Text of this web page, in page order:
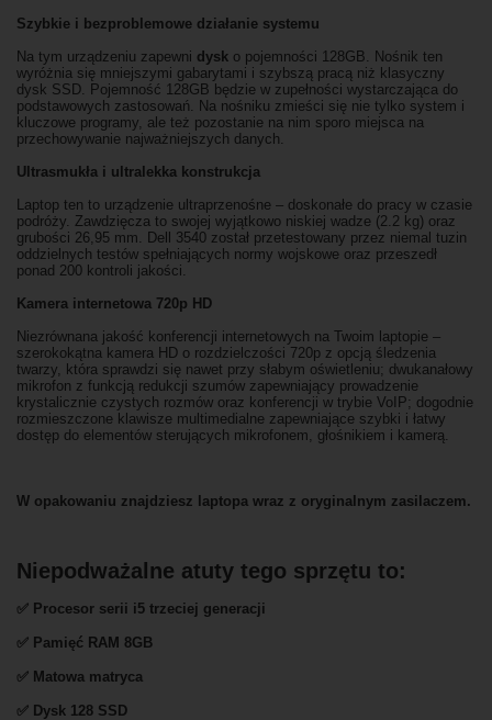
Szybkie i bezproblemowe działanie systemu
Na tym urządzeniu zapewni dysk o pojemności 128GB. Nośnik ten
wyróżnia się mniejszymi gabarytami i szybszą pracą niż klasyczny
dysk SSD. Pojemność 128GB będzie w zupełności wystarczająca do
podstawowych zastosowań. Na nośniku zmieści się nie tylko system i
kluczowe programy, ale też pozostanie na nim sporo miejsca na
przechowywanie najważniejszych danych.
Ultrasmukła i ultralekka konstrukcja
Laptop ten to urządzenie ultraprzenośne – doskonałe do pracy w czasie
podróży. Zawdzięcza to swojej wyjątkowo niskiej wadze (2.2 kg) oraz
grubości 26,95 mm. Dell 3540 został przetestowany przez niemal tuzin
oddzielnych testów spełniających normy wojskowe oraz przeszedł
ponad 200 kontroli jakości.
Kamera internetowa 720p HD
Niezrównana jakość konferencji internetowych na Twoim laptopie –
szerokokątna kamera HD o rozdzielczości 720p z opcją śledzenia
twarzy, która sprawdzi się nawet przy słabym oświetleniu; dwukanałowy
mikrofon z funkcją redukcji szumów zapewniający prowadzenie
krystalicznie czystych rozmów oraz konferencji w trybie VoIP; dogodnie
rozmieszczone klawisze multimedialne zapewniające szybki i łatwy
dostęp do elementów sterujących mikrofonem, głośnikiem i kamerą.
W opakowaniu znajdziesz laptopa wraz z oryginalnym zasilaczem.
Niepodważalne atuty tego sprzętu to:
✅ Procesor serii i5 trzeciej generacji
✅ Pamięć RAM 8GB
✅ Matowa matryca
✅ Dysk 128 SSD